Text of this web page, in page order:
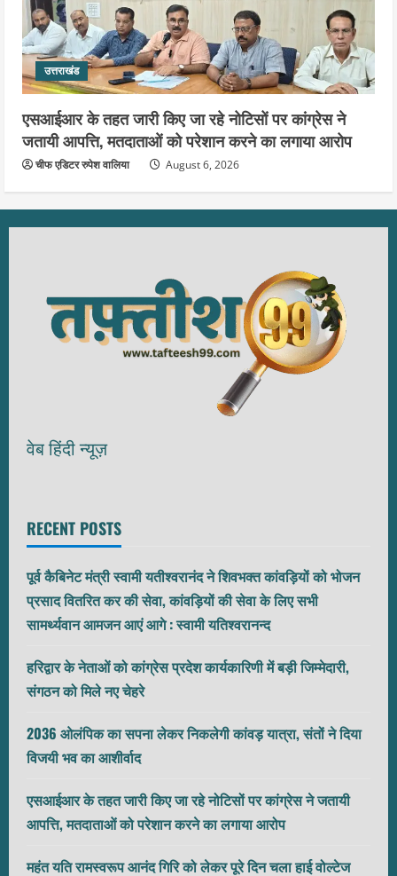
उत्तराखंड
एसआईआर के तहत जारी किए जा रहे नोटिसों पर कांग्रेस ने
जतायी आपत्ति, मतदाताओं को परेशान करने का लगाया आरोप
चीफ एडिटर रुपेश वालिया August 6, 2026
वेब हिंदी न्यूज़
RECENT POSTS
पूर्व कैबिनेट मंत्री स्वामी यतीश्वरानंद ने शिवभक्त कांवड़ियों को भोजन
प्रसाद वितरित कर की सेवा, कांवड़ियों की सेवा के लिए सभी
सामर्थ्यवान आमजन आएं आगे : स्वामी यतिश्वरानन्द
हरिद्वार के नेताओं को कांग्रेस प्रदेश कार्यकारिणी में बड़ी जिम्मेदारी,
संगठन को मिले नए चेहरे
2036 ओलंपिक का सपना लेकर निकलेगी कांवड़ यात्रा, संतों ने दिया
विजयी भव का आशीर्वाद
एसआईआर के तहत जारी किए जा रहे नोटिसों पर कांग्रेस ने जतायी
आपत्ति, मतदाताओं को परेशान करने का लगाया आरोप
महंत यति रामस्वरूप आनंद गिरि को लेकर पूरे दिन चला हाई वोल्टेज